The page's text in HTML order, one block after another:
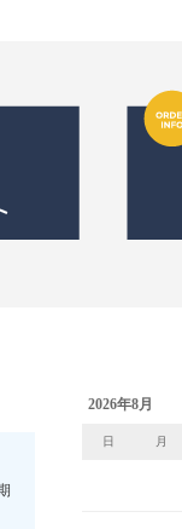
2026年8月
日 月